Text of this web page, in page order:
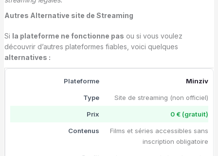
Autres Alternative site de Streaming
Si la plateforme ne fonctionne pas ou si vous voulez
découvrir d’autres plateformes fiables, voici quelques
alternatives :
Minziv
Site de streaming (non officiel)
0 € (gratuit)
Films et séries accessibles sans
inscription obligatoire